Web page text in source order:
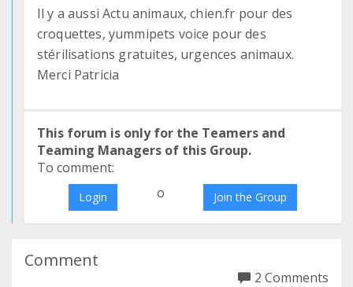
Il y a aussi Actu animaux, chien.fr pour des
croquettes, yummipets voice pour des
stérilisations gratuites, urgences animaux.
Merci Patricia
This forum is only for the Teamers and
Teaming Managers of this Group.
To comment:
Login o Join the Group
Comment
2 Comments